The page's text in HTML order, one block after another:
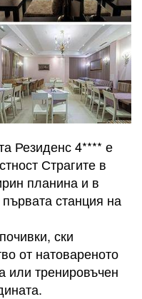
Резиденс 4**** е
Страгите в
планина и в
станция на
ски
от натовареното
или тренировъчен